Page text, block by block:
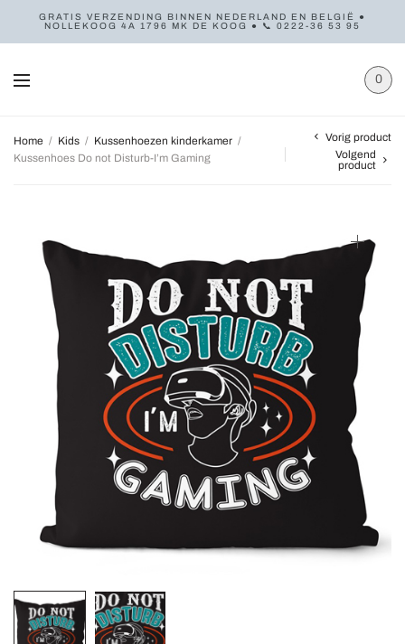
GRATIS VERZENDING BINNEN NEDERLAND EN BELGIË ●
NOLLEKOOG 4A 1796 MK DE KOOG ● 📞 0222-36 53 95
0
Home / Kids / Kussenhoezen kinderkamer /
Kussenhoes Do not Disturb-I’m Gaming
Vorig product
Volgend
product